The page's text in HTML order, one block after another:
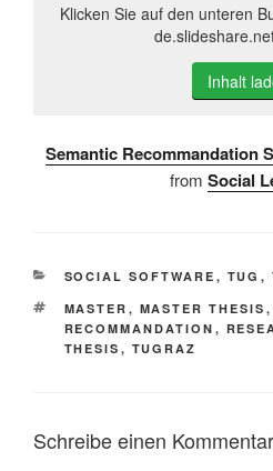
Klicken Sie auf den unteren
Inhalt
Semantic Recommandation
from Social
KATEGORIEN
SOCIAL SOFTWARE , TUG ,
SCHLAGWÖRTER
MASTER , MASTER THESIS ,
RECOMMANDATION ,
THESIS , TUGRAZ
Schreibe einen Kommentar